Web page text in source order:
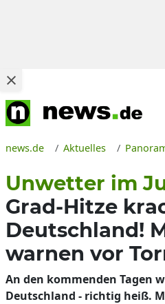
news.de Aktuelles
Unwetter im
Grad-Hitze
Deutschland!
warnen vor
An den kommenden Tagen
Deutschland - richtig heiß.